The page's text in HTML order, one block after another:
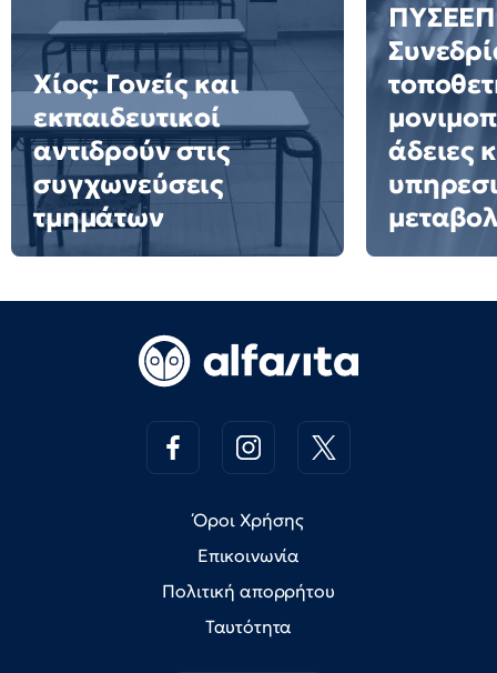
Χίος: Γονείς και
εκπαιδευτικοί
αντιδρούν στις
συγχωνεύσεις
τμημάτων
ΠΥΣΕΕΠ
άδειες
Όροι Χρήσης
Επικοινωνία
Πολιτική απορρήτου
Ταυτότητα